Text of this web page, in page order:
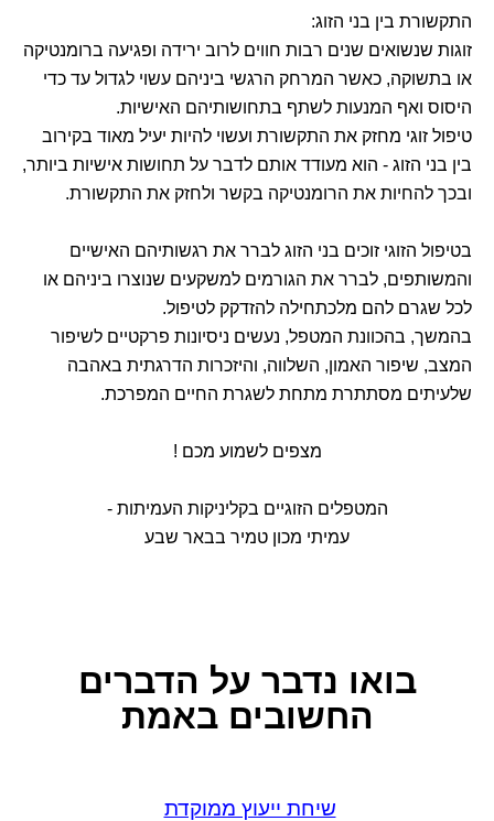
התקשורת בין בני הזוג:
זוגות שנשואים שנים רבות חווים לרוב ירידה ופגיעה ברומנטיקה
או בתשוקה, כאשר המרחק הרגשי ביניהם עשוי לגדול עד כדי
היסוס ואף המנעות לשתף בתחושותיהם האישיות.
טיפול זוגי מחזק את התקשורת ועשוי להיות יעיל מאוד בקירוב
בין בני הזוג - הוא מעודד אותם לדבר על תחושות אישיות ביותר,
ובכך להחיות את הרומנטיקה בקשר ולחזק את התקשורת.
בטיפול הזוגי זוכים בני הזוג לברר את רגשותיהם האישיים
והמשותפים, לברר את הגורמים למשקעים שנוצרו ביניהם או
לכל שגרם להם מלכתחילה להזדקק לטיפול.
בהמשך, בהכוונת המטפל, נעשים ניסיונות פרקטיים לשיפור
המצב, שיפור האמון, השלווה, והיזכרות הדרגתית באהבה
שלעיתים מסתתרת מתחת לשגרת החיים המפרכת.
מצפים לשמוע מכם !
המטפלים הזוגיים בקליניקות העמיתות -
עמיתי מכון טמיר בבאר שבע
בואו נדבר על הדברים
החשובים באמת
שיחת ייעוץ ממוקדת